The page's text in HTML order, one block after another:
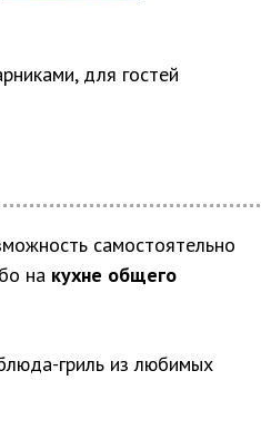
для гостей
самостоятельно
на кухне общего
гриль из любимых